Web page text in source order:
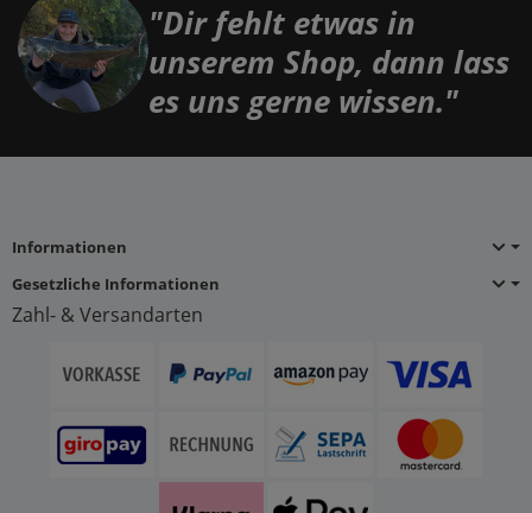
"Dir fehlt etwas in
unserem Shop, dann lass
es uns gerne wissen."
Informationen
Gesetzliche Informationen
Zahl- & Versandarten